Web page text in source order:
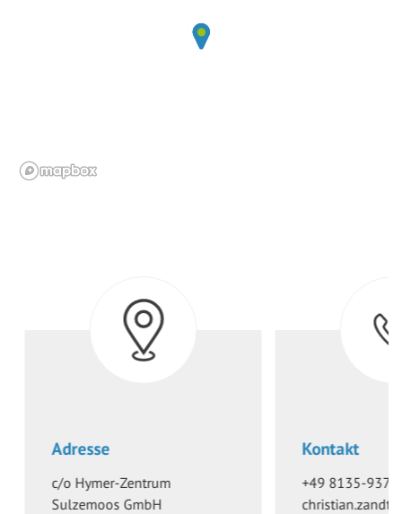
Adresse
c/o Hymer-Zentrum
Sulzemoos GmbH
Kontakt
+49 8135-937-